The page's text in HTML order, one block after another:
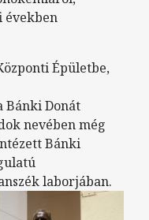
években
Épületbe,
Bánki Donát
nevében még
Bánki
laborjában.